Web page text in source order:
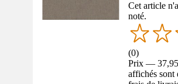
Cet article
noté.
(0)
Prix —
affichés